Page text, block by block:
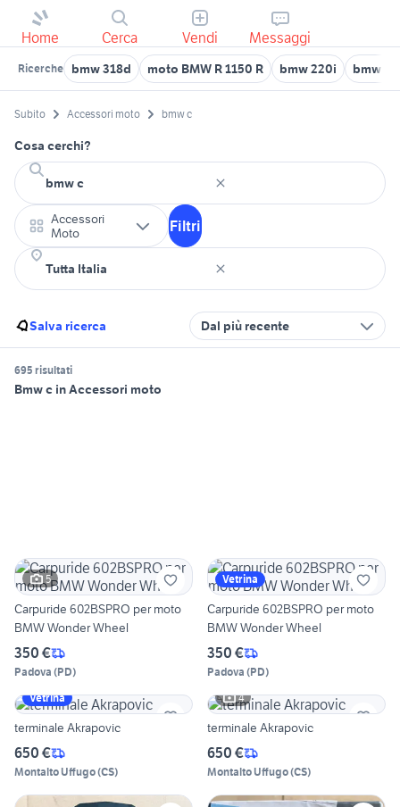
Home Cerca Vendi Messaggi
Ricerche bmw 318d moto BMW R 1150 R bmw 220i bmw
Subito Accessori moto bmw c
Cosa cerchi?
Accessori
Moto
Filtri
Salva ricerca Dal più recente
695 risultati
Bmw c in Accessori moto
5
Carpuride 602BSPRO per moto
BMW Wonder Wheel
350 €
Padova (PD)
Vetrina
Carpuride 602BSPRO per moto
BMW Wonder Wheel
350 €
Padova (PD)
Vetrina
terminale Akrapovic
650 €
Montalto Uffugo(CS)
4
terminale Akrapovic
650 €
Montalto Uffugo(CS)